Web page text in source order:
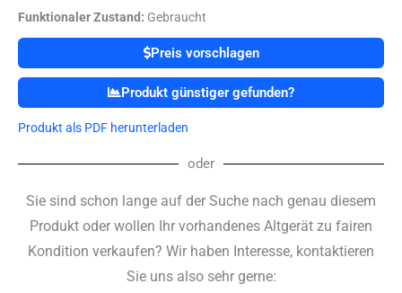
Funktionaler Zustand: Gebraucht
Preis vorschlagen
Produkt günstiger gefunden?
Produkt als PDF herunterladen
oder
Sie sind schon lange auf der Suche nach genau diesem
Produkt oder wollen Ihr vorhandenes Altgerät zu fairen
Kondition verkaufen? Wir haben Interesse, kontaktieren
Sie uns also sehr gerne: